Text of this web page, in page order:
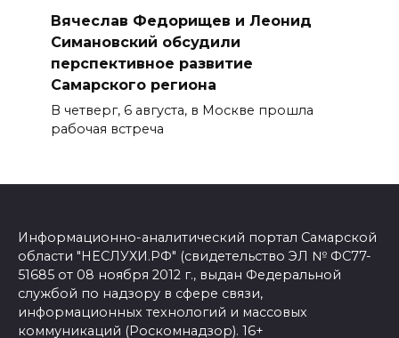
Вячеслав Федорищев и Леонид
Симановский обсудили
перспективное развитие
Самарского региона
В четверг, 6 августа, в Москве прошла
рабочая встреча
Информационно-аналитический портал Самарской
области "НЕСЛУХИ.РФ" (свидетельство ЭЛ № ФС77-
51685 от 08 ноября 2012 г., выдан Федеральной
службой по надзору в сфере связи,
информационных технологий и массовых
коммуникаций (Роскомнадзор). 16+